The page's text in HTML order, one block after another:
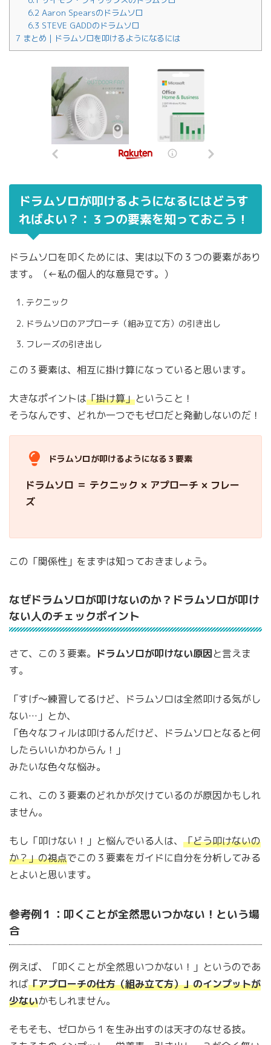
6.2 Aaron Spearsのドラムソロ
6.3 STEVE GADDのドラムソロ
7 まとめ｜ドラムソロを叩けるようになるには
ドラムソロが叩けるようになるにはどうす
ればよい？：３つの要素を知っておこう！
ドラムソロを叩くためには、実は以下の３つの要素があり
ます。（←私の個人的な意見です。）
テクニック
ドラムソロのアプローチ（組み立て方）の引き出し
フレーズの引き出し
この３要素は、相互に掛け算になっていると思います。
大きなポイントは「掛け算」ということ！
そうなんです、どれか一つでもゼロだと発動しないのだ！
ドラムソロが叩けるようになる３要素
ドラムソロ ＝ テクニック × アプローチ × フレー
ズ
この「関係性」をまずは知っておきましょう。
なぜドラムソロが叩けないのか？ドラムソロが叩け
ない人のチェックポイント
さて、この３要素。 ドラムソロが叩けない原因と言えま
す。
「すげ〜練習してるけど、ドラムソロは全然叩ける気がし
ない…」とか、
「色々なフィルは叩けるんだけど、ドラムソロとなると何
したらいいかわからん！」
みたいな色々な悩み。
これ、この３要素のどれかが欠けているのが原因かもしれ
ません。
もし「叩けない！」と悩んでいる人は、 「どう叩けないの
か？」の視点でこの３要素をガイドに自分を分析してみる
とよいと思います。
参考例１：叩くことが全然思いつかない！という場
合
例えば、「叩くことが全然思いつかない！」というのであ
れば「アプローチの仕方（組み立て方）」のインプットが
少ないかもしれません。
そもそも、ゼロから１を生み出すのは天才のなせる技。